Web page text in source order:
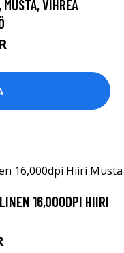
VIHREÄ
16,000DPI HIIRI